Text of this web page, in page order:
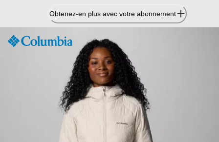
contenu
Obtenez-en plus avec votre abonnement